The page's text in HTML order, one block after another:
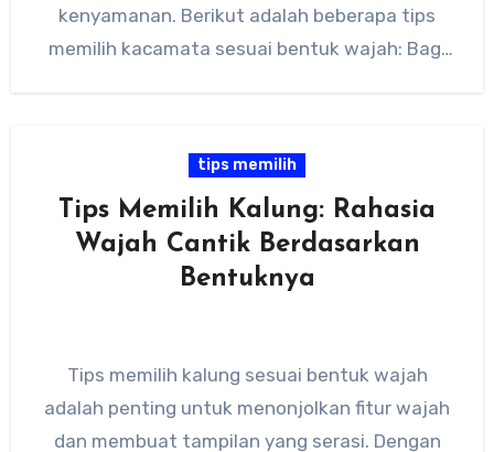
kenyamanan. Berikut adalah beberapa tips
memilih kacamata sesuai bentuk wajah: Bagi
tips memilih
Tips Memilih Kalung: Rahasia
Wajah Cantik Berdasarkan
Bentuknya
Tips memilih kalung sesuai bentuk wajah
adalah penting untuk menonjolkan fitur wajah
dan membuat tampilan yang serasi. Dengan